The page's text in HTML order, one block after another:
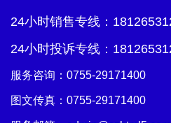
24小时销售专线：
24小时投诉专线：
服务咨询： 0755-29171400
图文传真：0755-29171400